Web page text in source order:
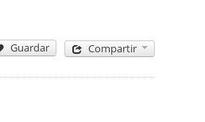
Guardar Compartir